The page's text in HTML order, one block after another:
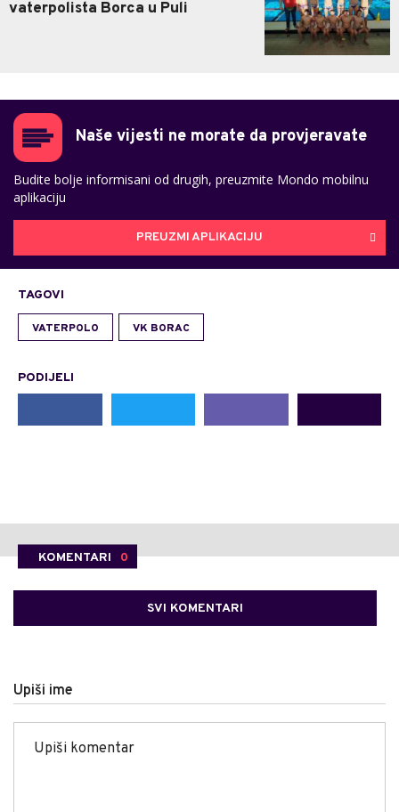
vaterpolista Borca u Puli
Naše vijesti ne morate da provjeravate
Budite bolje informisani od drugih, preuzmite Mondo mobilnu
aplikaciju
PREUZMI APLIKACIJU
TAGOVI
VATERPOLO VK BORAC
PODIJELI
KOMENTARI 0
SVI KOMENTARI
Upiši ime